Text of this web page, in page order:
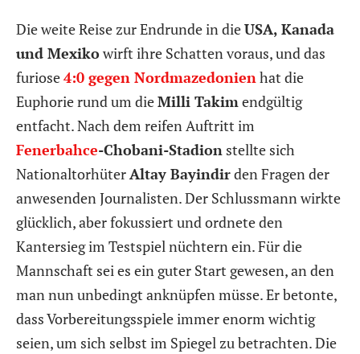
Die weite Reise zur Endrunde in dieUSA, Kanada
und Mexikowirft ihre Schatten voraus, und das
furiose4:0 gegen Nordmazedonienhat die
Euphorie rund um dieMilli Takimendgültig
entfacht. Nach dem reifen Auftritt im
Fenerbahce-Chobani-Stadion stellte sich
NationaltorhüterAltay Bayindirden Fragen der
anwesenden Journalisten. Der Schlussmann wirkte
glücklich, aber fokussiert und ordnete den
Kantersieg im Testspiel nüchtern ein. Für die
Mannschaft sei es ein guter Start gewesen, an den
man nun unbedingt anknüpfen müsse. Er betonte,
dass Vorbereitungsspiele immer enorm wichtig
seien, um sich selbst im Spiegel zu betrachten. Die